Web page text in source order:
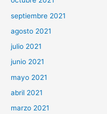
septiembre 2021
agosto 2021
julio 2021
junio 2021
mayo 2021
abril 2021
marzo 2021